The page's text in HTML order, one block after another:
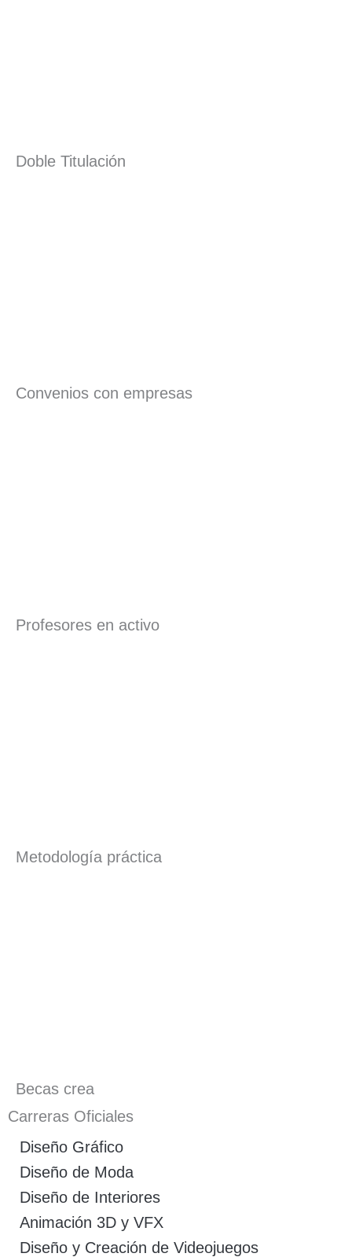
Doble Titulación
Convenios con empresas
Profesores en activo
Metodología práctica
Becas crea
Carreras Oficiales
Diseño Gráfico
Diseño de Moda
Diseño de Interiores
Animación 3D y VFX
Diseño y Creación de Videojuegos